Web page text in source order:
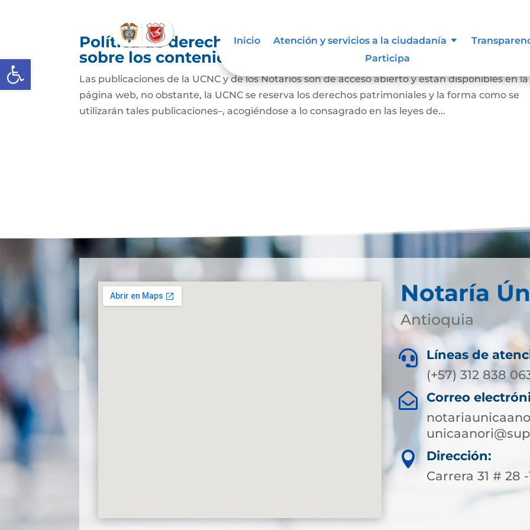
Abrir barra de herramientas
Inicio Atención y servicios a la ciudadanía
Participa
Política de derechos de autor y/o autorización de uso
sobre los contenidos
Las publicaciones de la UCNC y de los Notarios son de acceso abierto y están disponibles en la
página web, no obstante, la UCNC se reserva los derechos patrimoniales y la forma como se
utilizarán tales publicaciones–, acogiéndose a lo consagrado en las leyes de...
Notaría
Antioquia

Líneas de
(+57) 312 838
 Correo

Dirección:
Carrera 31 # 28